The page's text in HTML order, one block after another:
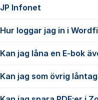
JP Infonet
Hur loggar jag in i
Kan jag låna en E-bok
Kan jag som övrig